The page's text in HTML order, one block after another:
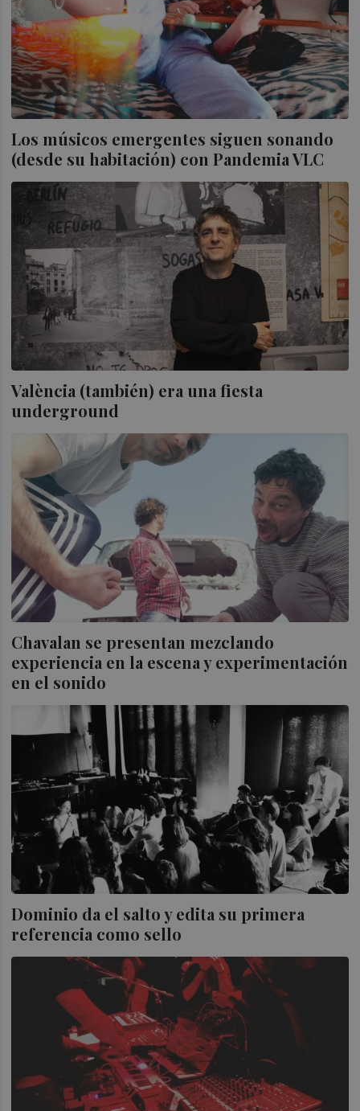
Los músicos emergentes siguen sonando
(desde su habitación) con Pandemia VLC
València (también) era una fiesta
underground
Chavalan se presentan mezclando
experiencia en la escena y experimentación
en el sonido
Dominio da el salto y edita su primera
referencia como sello